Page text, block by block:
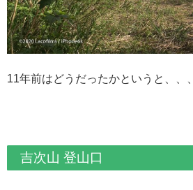
11年前はどうだったかというと、、、
吉次山 登山口